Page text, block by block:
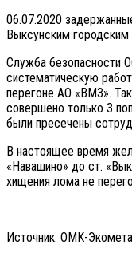
06.07.2020
Выксунским
Служба
систематическую
перегоне АО «ВМЗ».
совершено только 3
были пресечены
В настоящее время
«Навашино» до ст.
хищения лома не
Источник: ОМК-